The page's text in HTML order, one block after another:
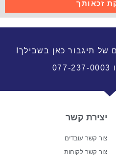
זכאותך
של תיגבור כאן בשבילך!
יצירת קשר
צור קשר עובדים
צור קשר לקוחות